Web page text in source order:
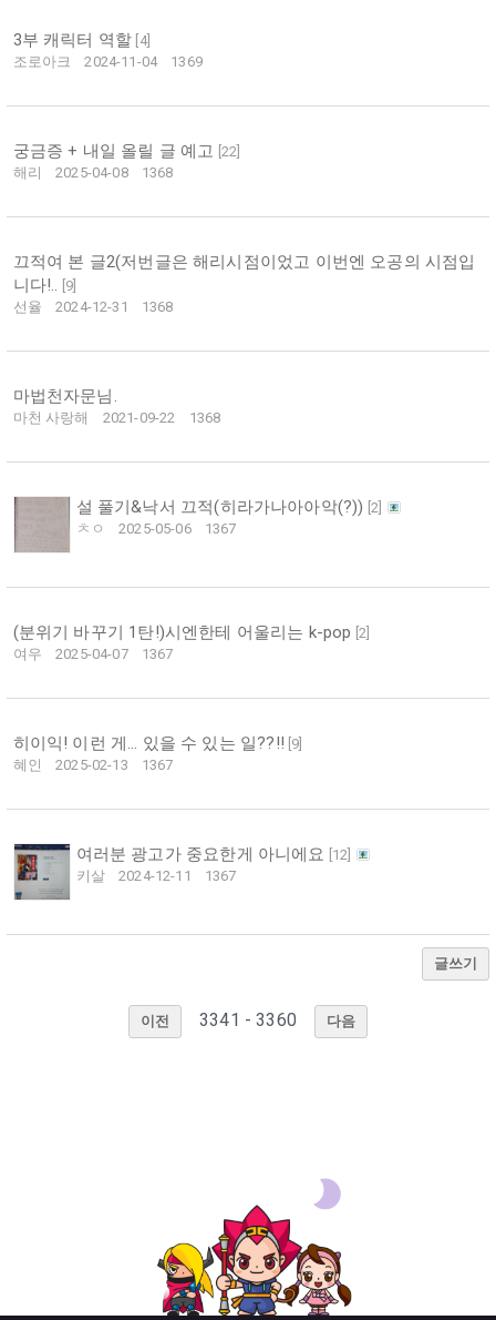
3부 캐릭터 역할 4]
조로아크
2024-11-04 1369
궁금증 + 내일 올릴 글 예고 22
해리
2025-04-08 1368
끄적여 본 글2(저번글은 해리시점이었고 이번엔 오공의 시점입
니다!.. 9
선율
2024-12-31 1368
마법천자문님.
마천 사랑해 2021-09-22 1368
설 풀기&낙서 끄적(히라가나아아악(?)) 2
ㅊㅇ
2025-05-06 1367
(분위기 바꾸기 1탄!)시엔한테 어울리는 k-pop [2
여우
2025-04-07 1367
히이익! 이런 게… 있을 수 있는 일??!! 9
혜인
2025-02-13 1367
여러분 광고가 중요한게 아니에요 12
키살
2024-12-11 1367
글쓰기
이전 3341 - 3360 다음